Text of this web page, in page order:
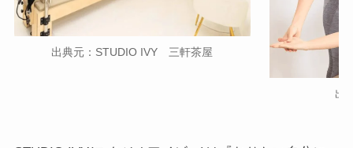
出典元：STUDIO IVY 三軒茶屋
出